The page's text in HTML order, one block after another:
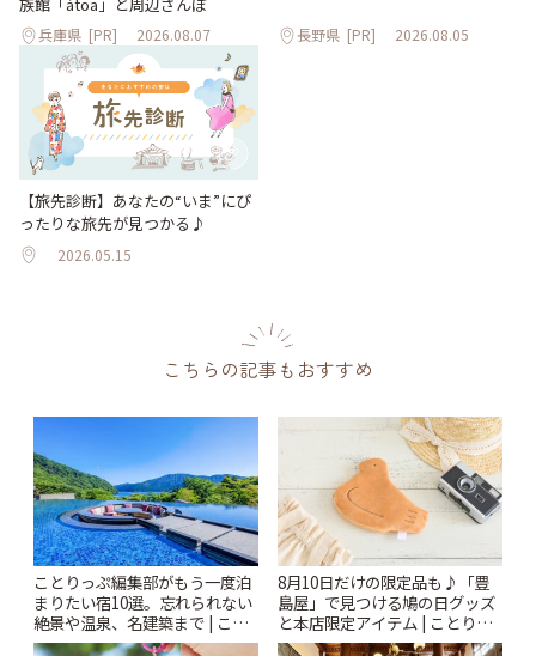
兵庫県 [PR] 2026.08.07 長野県 [PR] 2026.08.05
【旅先診断】あなたの“いま”にぴ
ったりな旅先が見つかる♪
2026.05.15
こちらの記事もおすすめ
ことりっぷ編集部がもう一度泊
まりたい宿10選。忘れられない
絶景や温泉、名建築まで | こと
りっぷ
8月10日だけの限定品も♪「豊
島屋」で見つける鳩の日グッズ
と本店限定アイテム | ことりっ
ぷ